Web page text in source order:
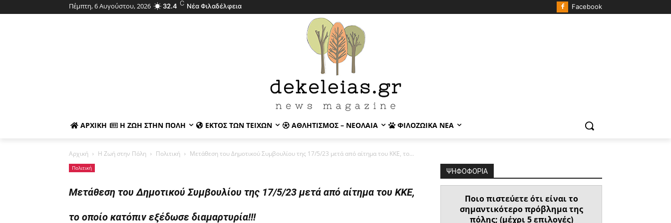
Πέμπτη, 6 Αυγούστου, 2026 32.4 C Νέα Φιλαδέλφεια Facebook
ΑΡΧΙΚΉ Η ΖΩΉ ΣΤΗΝ ΠΌΛΗ ΕΚΤΌΣ ΤΩΝ ΤΕΙΧΏΝ ΑΘΛΗΤΙΣΜΌΣ – ΝΕΟΛΑΊΑ ΦΙΛΟΖΩΙΚΆ ΝΈΑ
Αρχική Η Ζωή στην Πόλη Πολιτική Μετάθεση του Δημοτικού Συμβουλίου της 17/5/23 μετά από αίτημα του ΚΚΕ, το...
Πολιτική
Μετάθεση του Δημοτικού Συμβουλίου της 17/5/23 μετά από αίτημα του ΚΚΕ,
το οποίο κατόπιν εξέδωσε διαμαρτυρία!!!
ΨΗΦΟΦΟΡΙΑ
Ποιο πιστεύετε ότι είναι το
σημαντικότερο πρόβλημα της
πόλης; (μέχρι 5 επιλογές)